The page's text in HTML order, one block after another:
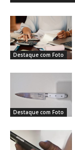
Destaque com Foto
Destaque com Foto